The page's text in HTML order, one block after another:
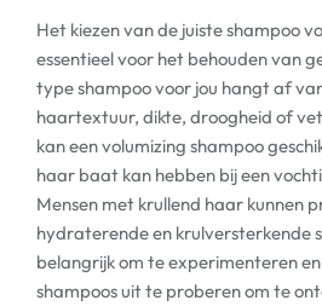
Het kiezen van de juiste shampoo
essentieel voor het behouden van
type shampoo voor jou hangt af
haartextuur, dikte, droogheid of
kan een volumizing shampoo
haar baat kan hebben bij een
Mensen met krullend haar kunnen
hydraterende en krulversterkende
belangrijk om te experimenteren
shampoos uit te proberen om te